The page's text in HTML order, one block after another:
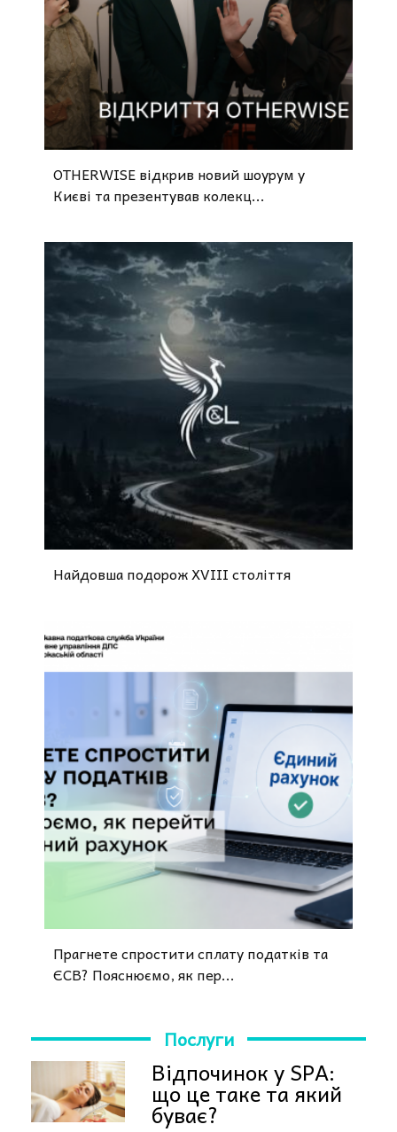
OTHERWISE відкрив новий шоурум у
Києві та презентував колекц...
Найдовша подорож XVIII століття
Прагнете спростити сплату податків та
ЄСВ? Пояснюємо, як пер...
Послуги
Відпочинок у SPA:
що це таке та який
буває?